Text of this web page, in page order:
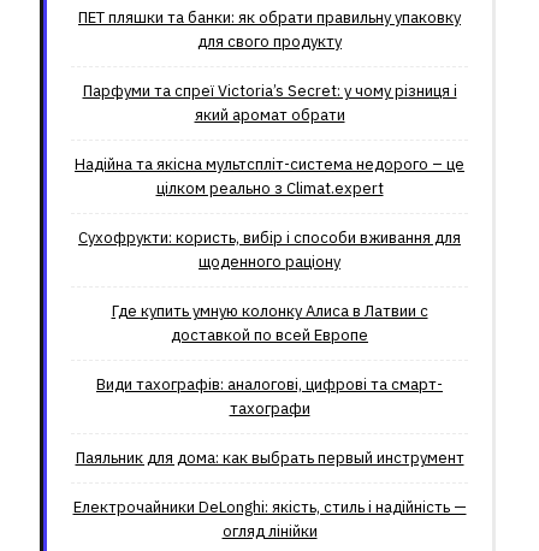
ПЕТ пляшки та банки: як обрати правильну упаковку
для свого продукту
Парфуми та спреї Victoria’s Secret: у чому різниця і
який аромат обрати
Надійна та якісна мультспліт-система недорого – це
цілком реально з Climat.еxpert
Сухофрукти: користь, вибір і способи вживання для
щоденного раціону
Где купить умную колонку Алиса в Латвии с
доставкой по всей Европе
Види тахографів: аналогові, цифрові та смарт-
тахографи
Паяльник для дома: как выбрать первый инструмент
Електрочайники DeLonghi: якість, стиль і надійність —
огляд лінійки